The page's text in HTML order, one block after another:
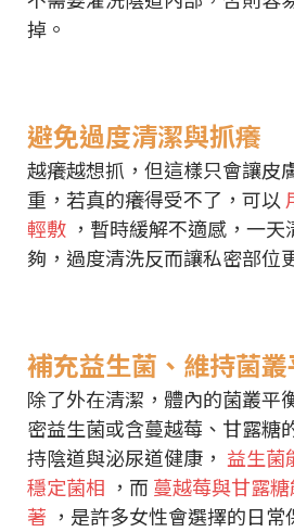
掉。
避免過度清潔與抓癢
越癢越想抓，但這樣只會讓皮
重，若真的癢得受不了，可以
輕敷 ，暫時緩解不適感，一
夠，過度清洗反而讓私密部位
補充益生菌、維持菌
除了外在清潔，體內的菌叢平
密益生菌或含蔓越莓、甘露糖
持陰道與泌尿道健康， 益生菌
穩定菌相 ，而蔓越莓與甘露
著 ，是許多女性會選擇的日常